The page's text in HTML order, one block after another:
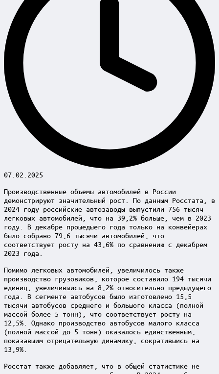
07.02.2025
Производственные объемы автомобилей в России
демонстрируют значительный рост. По данным Росстата, в
2024 году российские автозаводы выпустили 756 тысяч
легковых автомобилей, что на 39,2% больше, чем в 2023
году. В декабре прошедшего года только на конвейерах
было собрано 79,6 тысячи автомобилей, что
соответствует росту на 43,6% по сравнению с декабрем
2023 года.
Помимо легковых автомобилей, увеличилось также
производство грузовиков, которое составило 194 тысячи
единиц, увеличившись на 8,2% относительно предыдущего
года. В сегменте автобусов было изготовлено 15,5
тысячи автобусов среднего и большого класса (полной
массой более 5 тонн), что соответствует росту на
12,5%. Однако производство автобусов малого класса
(полной массой до 5 тонн) оказалось единственным,
показавшим отрицательную динамику, сократившись на
13,9%.
Росстат также добавляет, что в общей статистике не